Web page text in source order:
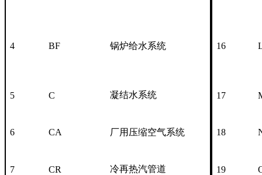
4 BF 锅炉给水系统 16
5 C 凝结水系统 17
6 CA 厂用压缩空气系统 18
7 CR 冷再热汽管道 19